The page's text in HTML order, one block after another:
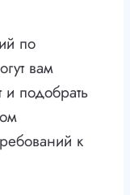
по
вам
подобрать
к